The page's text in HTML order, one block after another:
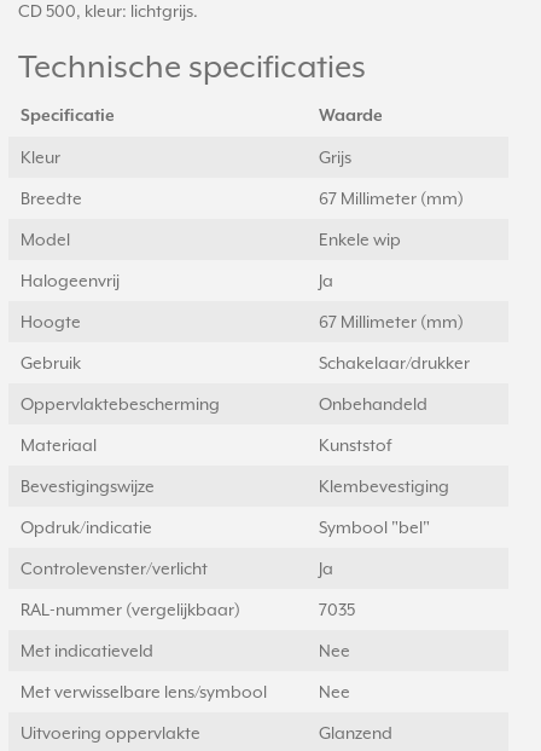
CD 500, kleur: lichtgrijs.
Technische specificaties
Specificatie Waarde
Kleur Grijs
Breedte 67 Millimeter (mm)
Model Enkele wip
Halogeenvrij Ja
Hoogte 67 Millimeter (mm)
Gebruik Schakelaar/drukker
Oppervlaktebescherming Onbehandeld
Materiaal Kunststof
Bevestigingswijze Klembevestiging
Opdruk/indicatie Symbool "bel"
Controlevenster/verlicht Ja
RAL-nummer (vergelijkbaar) 7035
Met indicatieveld Nee
Met verwisselbare lens/symbool Nee
Uitvoering oppervlakte Glanzend